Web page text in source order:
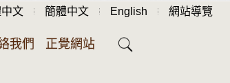
文 簡體中文 English 網站導覽
我們 正覺網站